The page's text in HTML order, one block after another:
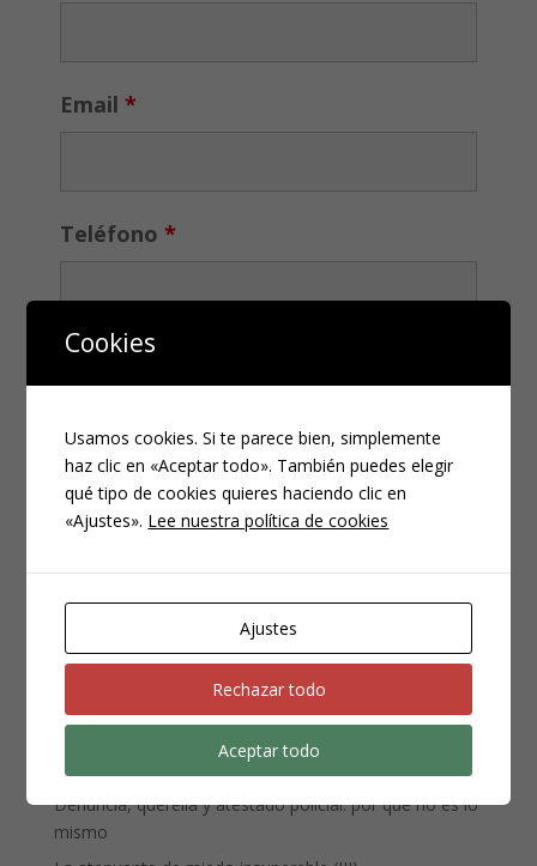
Email *
Teléfono *
CATEGORÍAS
Penitenciario
Denuncia, querella y atestado policial: por qué no es lo
mismo
Cookies
Usamos cookies. Si te parece bien, simplemente
haz clic en «Aceptar todo». También puedes elegir
qué tipo de cookies quieres haciendo clic en
«Ajustes». Lee nuestra política de cookies
Ajustes
Rechazar todo
Aceptar todo